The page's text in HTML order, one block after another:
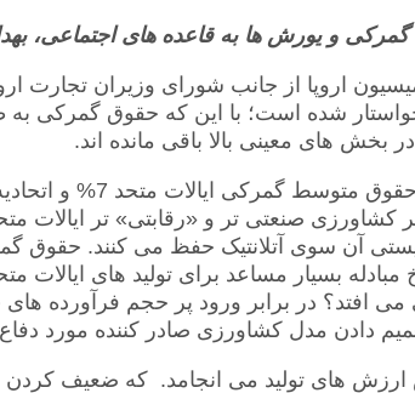
و یورش ها به قاعده های اجتماعی،
شده است؛ با این که حقوق گمرکی
در بخش های معینی بالا باقی مانده اند.
صنعتی تر و «رقابتی» تر ایالات
آن سوی آتلانتیک حفظ می کنند. حقوق
مبادله بسیار مساعد برای تولید های
می افتد؟ در برابر ورود پر حجم فرآورده
دادن مدل کشاورزی صادر کننده مورد
ارزش های تولید می انجامد. که ضعیف کردن